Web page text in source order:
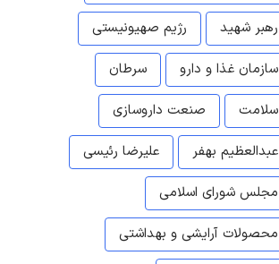
رهبر شهید
رژیم صهیونیستی
سازمان غذا و دارو
سرطان
سلامت
صنعت داروسازی
عبدالعظیم بهفر
علیرضا رئیسی
مجلس شورای اسلامی
محصولات آرایشی و بهداشتی